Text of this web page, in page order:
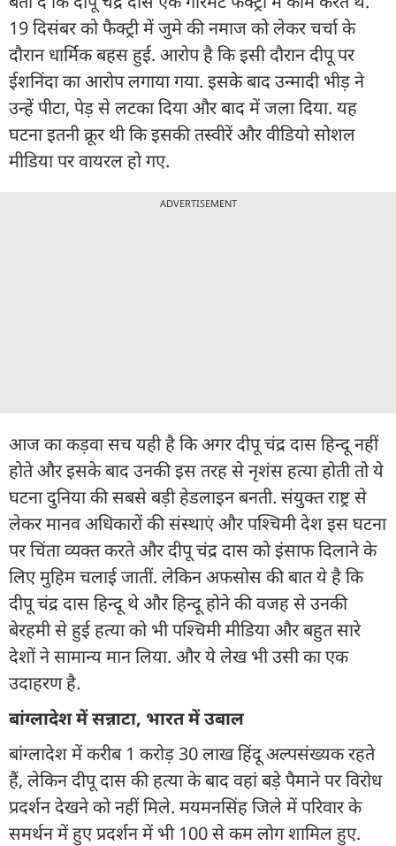
19 दिसंबर को फैक्ट्री में जुमे की नमाज को लेकर चर्चा के
दौरान धार्मिक बहस हुई. आरोप है कि इसी दौरान दीपू पर
ईशनिंदा का आरोप लगाया गया. इसके बाद उन्मादी भीड़ ने
उन्हें पीटा, पेड़ से लटका दिया और बाद में जला दिया. यह
घटना इतनी क्रूर थी कि इसकी तस्वीरें और वीडियो सोशल
मीडिया पर वायरल हो गए.
ADVERTISEMENT
आज का कड़वा सच यही है कि अगर दीपू चंद्र दास हिन्दू नहीं
होते और इसके बाद उनकी इस तरह से नृशंस हत्या होती तो ये
घटना दुनिया की सबसे बड़ी हेडलाइन बनती. संयुक्त राष्ट्र से
लेकर मानव अधिकारों की संस्थाएं और पश्चिमी देश इस घटना
पर चिंता व्यक्त करते और दीपू चंद्र दास को इंसाफ दिलाने के
लिए मुहिम चलाई जातीं. लेकिन अफसोस की बात ये है कि
दीपू चंद्र दास हिन्दू थे और हिन्दू होने की वजह से उनकी
बेरहमी से हुई हत्या को भी पश्चिमी मीडिया और बहुत सारे
देशों ने सामान्य मान लिया. और ये लेख भी उसी का एक
उदाहरण है.
बांग्लादेश में सन्नाटा, भारत में उबाल
बांग्लादेश में करीब 1 करोड़ 30 लाख हिंदू अल्पसंख्यक रहते
हैं, लेकिन दीपू दास की हत्या के बाद वहां बड़े पैमाने पर विरोध
प्रदर्शन देखने को नहीं मिले. मयमनसिंह जिले में परिवार के
समर्थन में हुए प्रदर्शन में भी 100 से कम लोग शामिल हुए.